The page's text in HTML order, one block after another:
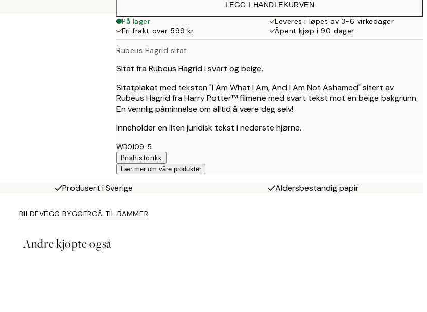
LEGG I HANDLEKURVEN
På lager
Leveres i løpet av 3-6 virkedager
Fri frakt over 599 kr
Åpent kjøp i 90 dager
Rubeus Hagrid sitat
Sitat fra Rubeus Hagrid i svart og beige.
Sitatplakat med teksten "I Am What I Am, And I Am Not Ashamed" sitert av
Rubeus Hagrid fra Harry Potter™ filmene med svart tekst mot en beige bakgrunn.
En vennlig påminnelse om alltid å være deg selv!
Inneholder en liten juridisk tekst i nederste hjørne.
WB0109-5
Prishistorikk
Lær mer om våre produkter
Produsert i Sverige Aldersbestandig papir
BILDEVEGG BYGGERGÅ TIL RAMMER
Andre kjøpte også